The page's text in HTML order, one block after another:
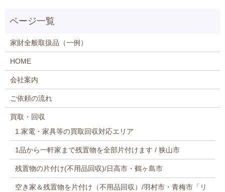
家財全般取扱品（一例）
HOME
会社案内
ご依頼の流れ
買取・回収
1.家電・家具等の買取回収対応エリア
1品から一軒家まで残置物を全部片付けます / 狭山市
残置物の片付け(不用品回収)/日高市・鶴ヶ島市
空き家＆残置物を片付け（不用品回収）/羽村市・青梅市「リ